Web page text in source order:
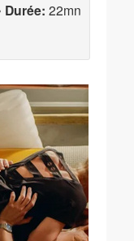
Durée: 22mn